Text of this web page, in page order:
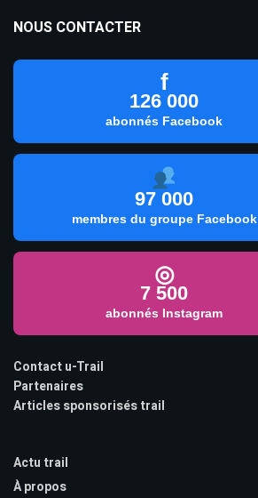
NOUS CONTACTER
f
126 000
abonnés Facebook
97 000
membres du groupe Facebook
◎
7 500
abonnés Instagram
Contact u-Trail
Partenaires
Articles sponsorisés trail
Actu trail
À propos